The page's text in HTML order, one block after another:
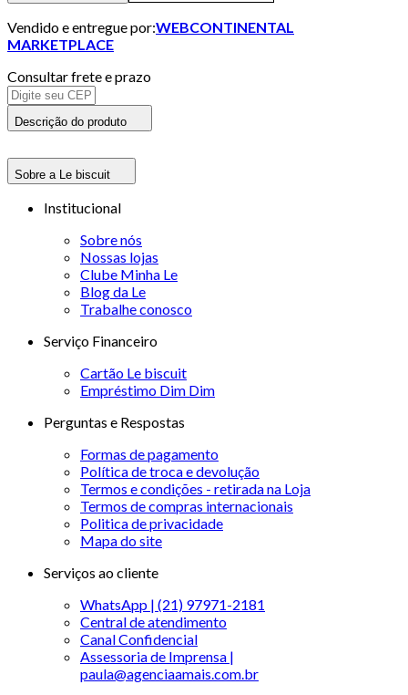
Vendido e entregue por:WEBCONTINENTAL
MARKETPLACE
Consultar frete e prazo
Descrição do produto
Sobre a Le biscuit
Institucional
Sobre nós
Nossas lojas
Clube Minha Le
Blog da Le
Trabalhe conosco
Serviço Financeiro
Cartão Le biscuit
Empréstimo Dim Dim
Perguntas e Respostas
Formas de pagamento
Política de troca e devolução
Termos e condições - retirada na Loja
Termos de compras internacionais
Politica de privacidade
Mapa do site
Serviços ao cliente
WhatsApp | (21) 97971-2181
Central de atendimento
Canal Confidencial
Assessoria de Imprensa |
paula@agenciaamais.com.br